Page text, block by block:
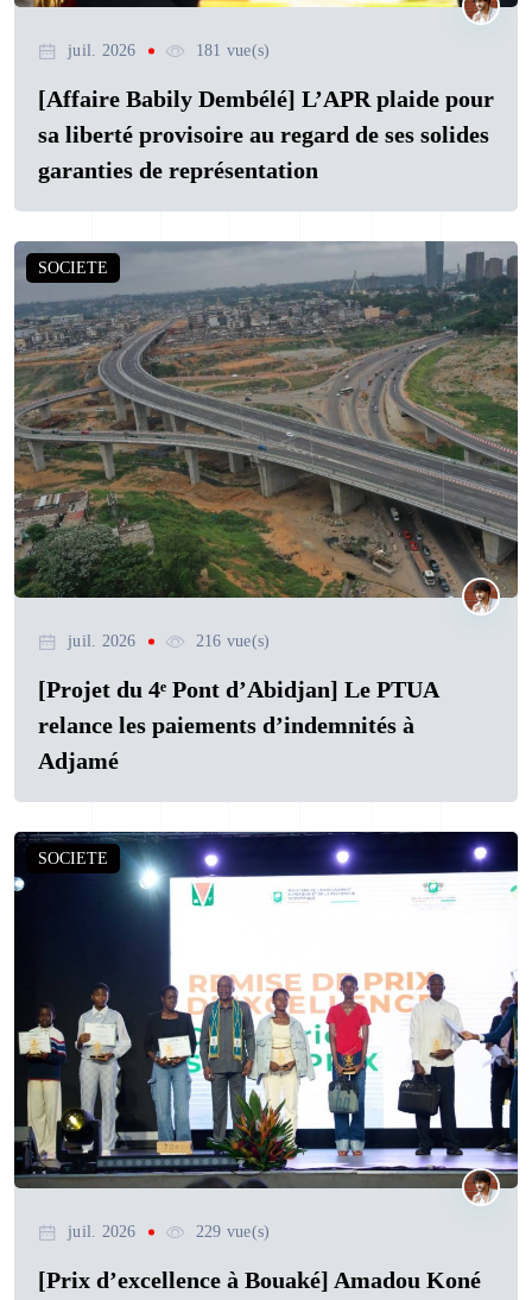
juil. 2026 181 vue(s)
[Affaire Babily Dembélé] L’APR plaide pour
sa liberté provisoire au regard de ses solides
garanties de représentation
SOCIETE
juil. 2026 216 vue(s)
[Projet du 4ᵉ Pont d’Abidjan] Le PTUA
relance les paiements d’indemnités à
Adjamé
SOCIETE
juil. 2026 229 vue(s)
[Prix d’excellence à Bouaké] Amadou Koné